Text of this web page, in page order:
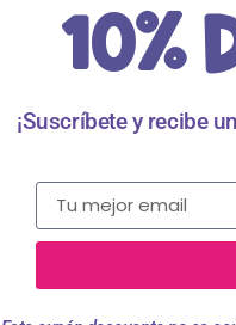
10%
¡Suscríbete y recibe